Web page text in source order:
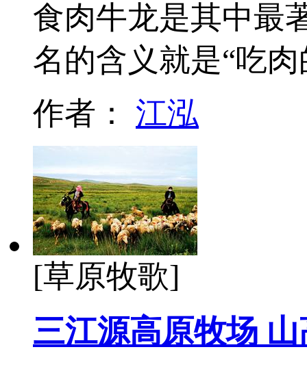
食肉牛龙是其中最
名的含义就是“吃
作者： 江泓
[草原牧歌]
三江源高原牧场